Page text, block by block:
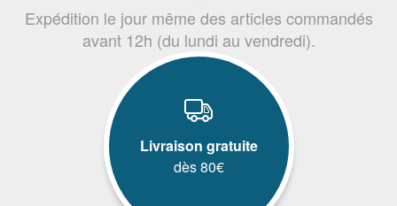
Expédition le jour même des articles commandés
avant 12h (du lundi au vendredi).
Livraison gratuite
dès 80€